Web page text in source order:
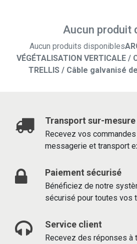
Aucun produit
Aucun produits disponibles
VÉGÉTALISATION VERTICALE /
TRELLIS / Câble galvanisé
Transport sur-mesure
Recevez vos
messagerie et transport
Paiement sécurisé
Bénéficiez de notre
sécurisé pour toutes vos
Service client
Recevez des réponses à